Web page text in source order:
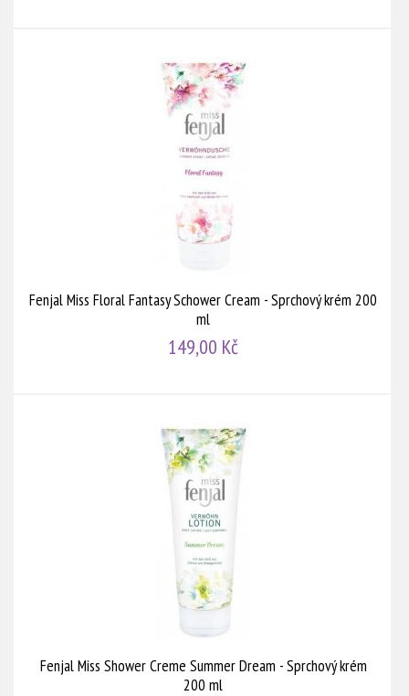
Fenjal Miss Floral Fantasy Schower Cream - Sprchový krém 200
ml
149,00 Kč
Fenjal Miss Shower Creme Summer Dream - Sprchový krém
200 ml